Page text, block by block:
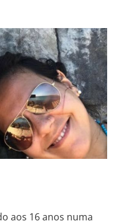
ALMA
aos 16 anos numa